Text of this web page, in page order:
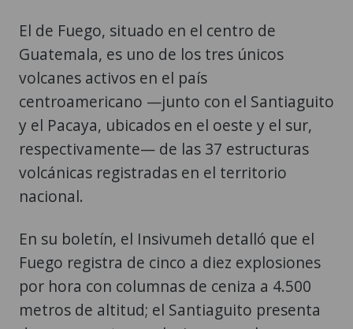
El de Fuego, situado en el centro de
Guatemala, es uno de los tres únicos
volcanes activos en el país
centroamericano —junto con el Santiaguito
y el Pacaya, ubicados en el oeste y el sur,
respectivamente— de las 37 estructuras
volcánicas registradas en el territorio
nacional.
En su boletín, el Insivumeh detalló que el
Fuego registra de cinco a diez explosiones
por hora con columnas de ceniza a 4.500
metros de altitud; el Santiaguito presenta